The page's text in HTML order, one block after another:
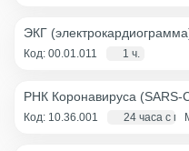
ЭКГ
Код: 00.01.011 1 ч.
РНК Коронавируса (SARS-
Код: 10.36.001 24 часа с